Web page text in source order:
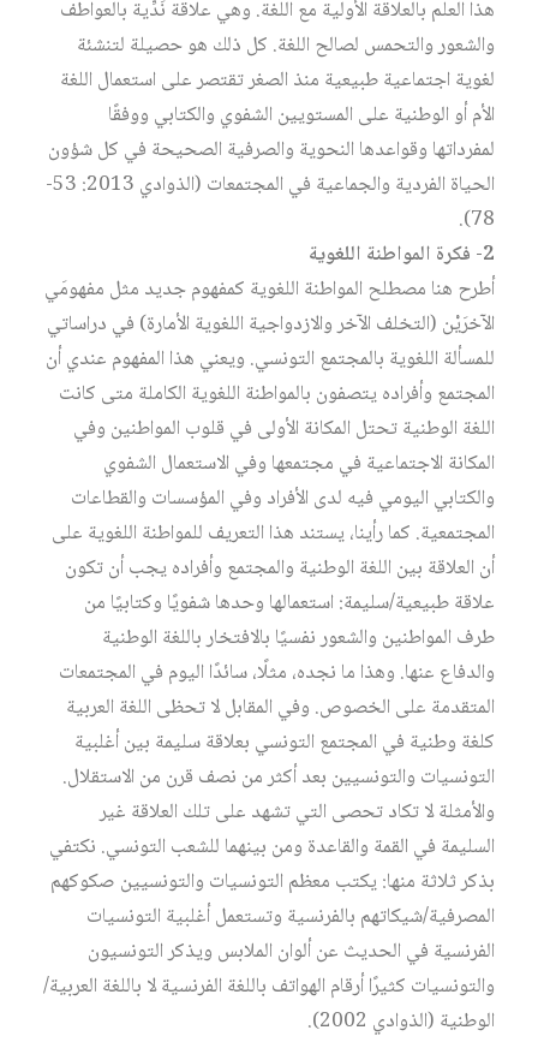
هذا العلم بالعلاقة الأولية مع اللغة. وهي علاقة نَدِّية بالعواطف
والشعور والتحمس لصالح اللغة. كل ذلك هو حصيلة لتنشئة
لغوية اجتماعية طبيعية منذ الصغر تقتصر على استعمال اللغة
الأم أو الوطنية على المستويين الشفوي والكتابي ووفقًا
لمفرداتها وقواعدها النحوية والصرفية الصحيحة في كل شؤون
الحياة الفردية والجماعية في المجتمعات (الذوادي 2013: 53-
78).
2- فكرة المواطنة اللغوية
أطرح هنا مصطلح المواطنة اللغوية كمفهوم جديد مثل مفهومَي
الآخرَيْن (التخلف الآخر والازدواجية اللغوية الأمارة) في دراساتي
للمسألة اللغوية بالمجتمع التونسي. ويعني هذا المفهوم عندي أن
المجتمع وأفراده يتصفون بالمواطنة اللغوية الكاملة متى كانت
اللغة الوطنية تحتل المكانة الأولى في قلوب المواطنين وفي
المكانة الاجتماعية في مجتمعها وفي الاستعمال الشفوي
والكتابي اليومي فيه لدى الأفراد وفي المؤسسات والقطاعات
المجتمعية. كما رأينا، يستند هذا التعريف للمواطنة اللغوية على
أن العلاقة بين اللغة الوطنية والمجتمع وأفراده يجب أن تكون
علاقة طبيعية/سليمة: استعمالها وحدها شفويًا وكتابيًا من
طرف المواطنين والشعور نفسيًا بالافتخار باللغة الوطنية
والدفاع عنها. وهذا ما نجده، مثلًا، سائدًا اليوم في المجتمعات
المتقدمة على الخصوص. وفي المقابل لا تحظى اللغة العربية
كلغة وطنية في المجتمع التونسي بعلاقة سليمة بين أغلبية
التونسيات والتونسيين بعد أكثر من نصف قرن من الاستقلال.
والأمثلة لا تكاد تحصى التي تشهد على تلك العلاقة غير
السليمة في القمة والقاعدة ومن بينهما للشعب التونسي. نكتفي
بذكر ثلاثة منها: يكتب معظم التونسيات والتونسيين صكوكهم
المصرفية/شيكاتهم بالفرنسية وتستعمل أغلبية التونسيات
الفرنسية في الحديث عن ألوان الملابس ويذكر التونسيون
والتونسيات كثيرًا أرقام الهواتف باللغة الفرنسية لا باللغة العربية/
الوطنية (الذوادي 2002).